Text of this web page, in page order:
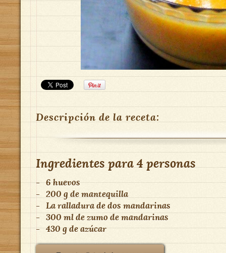
Descripción de la receta:
Ingredientes para4 personas
- 6 huevos
- 200 g de mantequilla
- La ralladura de dos mandarinas
- 300 ml de zumo de mandarinas
- 430 g de azúcar